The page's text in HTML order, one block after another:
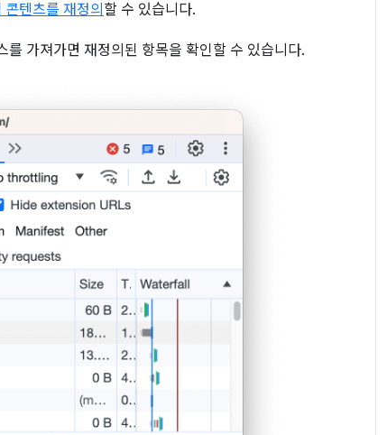
콘텐츠를 재정의 할 수 있습니다.
를 가져가면 재정의된 항목을 확인할 수 있습니다.